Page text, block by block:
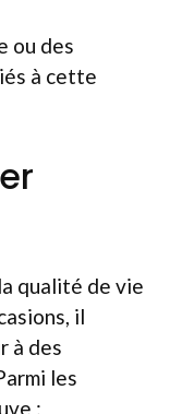
ou des
à cette
qualité de vie
il
à des
les
: